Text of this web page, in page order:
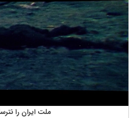
ملت ایران را